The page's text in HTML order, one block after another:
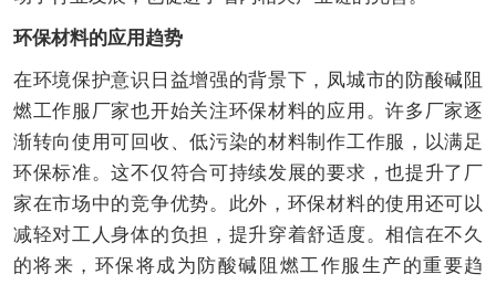
环保材料的应用趋势
在环境保护意识日益增强的背景下，凤城市的防酸碱阻
燃工作服厂家也开始关注环保材料的应用。许多厂家逐
渐转向使用可回收、低污染的材料制作工作服，以满足
环保标准。这不仅符合可持续发展的要求，也提升了厂
家在市场中的竞争优势。此外，环保材料的使用还可以
减轻对工人身体的负担，提升穿着舒适度。相信在不久
的将来，环保将成为防酸碱阻燃工作服生产的重要趋